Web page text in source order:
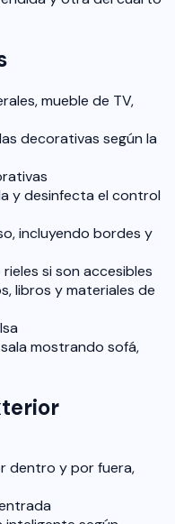
mueble de TV,
decorativas según la
y desinfecta el control
incluyendo bordes y
si son accesibles
libros y materiales de
mostrando sofá,
dentro y por fuera,